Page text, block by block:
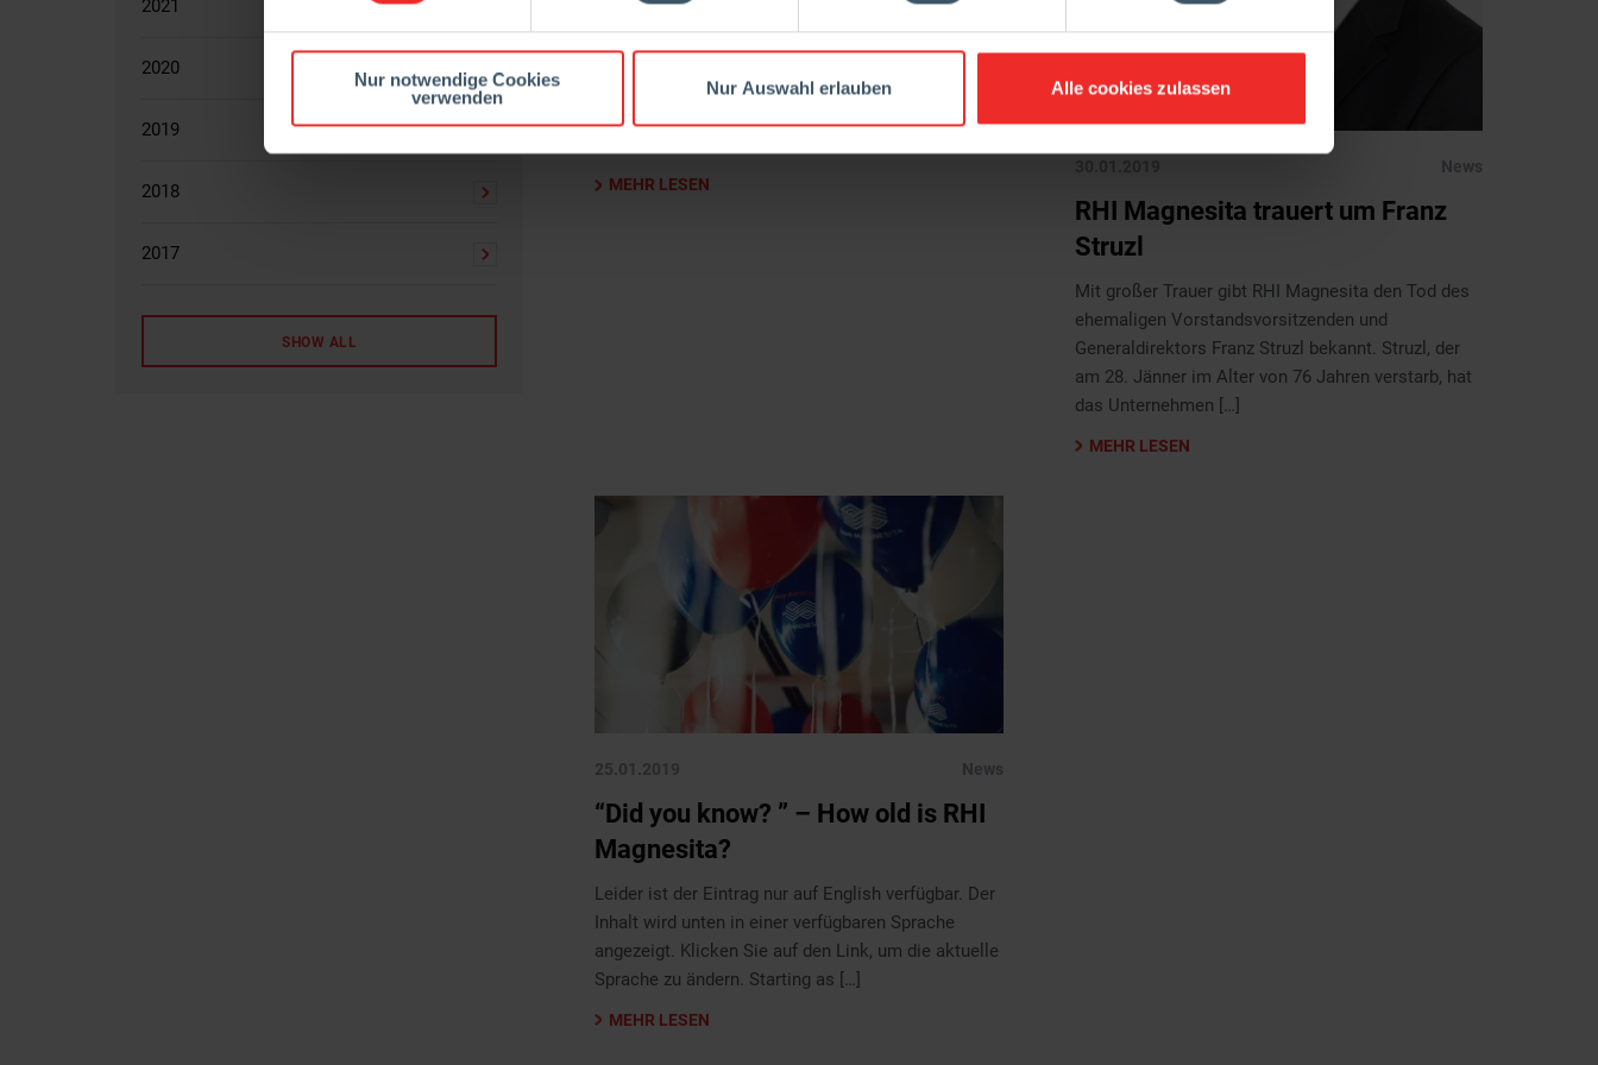
Nur notwendige Cookies
verwenden
Nur Auswahl erlauben Alle cookies zulassen
2021
2020
2019
2018
2017
SHOW ALL
Mit dem Weltmarktführer im Feuerfestbereich hat
die Österreichische Sporthilfe ab sofort einen
neuen verlässlichen Partner an der Seite. „Ich bin
MEHR LESEN
News
RHI Magnesita trauert um Franz
Struzl
Mit großer Trauer gibt RHI Magnesita den Tod des
ehemaligen Vorstandsvorsitzenden und
Generaldirektors Franz Struzl bekannt. Struzl, der
am 28. Jänner im Alter von 76 Jahren verstarb, hat
das Unternehmen […]
MEHR LESEN
25.01.2019 News
“Did you know? ” – How old is RHI
Magnesita?
Leider ist der Eintrag nur auf English verfügbar. Der
Inhalt wird unten in einer verfügbaren Sprache
angezeigt. Klicken Sie auf den Link, um die aktuelle
Sprache zu ändern. Starting as […]
MEHR LESEN